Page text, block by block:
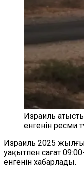
Израиль атысты
енгенін ресми
Израиль 2025
уақытпен сағат
енгенін хабарлады.